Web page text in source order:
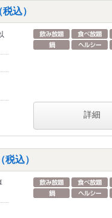
込）
詳細
込）